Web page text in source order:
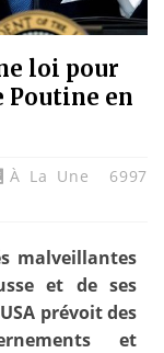
loi pour
Poutine en
À La Une
6997
malveillantes
et de ses
prévoit des
et